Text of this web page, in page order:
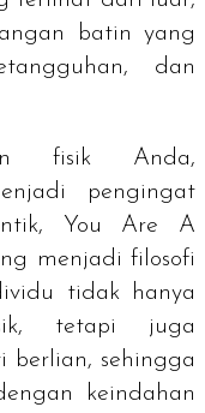
batin yang
dan
fisik Anda,
pengingat
You Are A
menjadi filosofi
tidak hanya
tetapi juga
berlian, sehingga
keindahan